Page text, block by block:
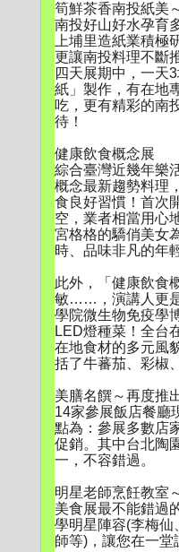
筍鮮茶香南投紙美
南投好山好水孕育
上埔里造紙業積極
更讓南投料理不斷
四天展期中，一天
紙」製作，有在地
吃， 更有精彩的南
待！
健康飲食概念展
綜合臺灣近幾年樂
概念最新趨勢料理
食良好習慣！首次
空， 業者相當用心
宮格格的驕俏美女
時、 品味非凡的年
此外，「健康飲食
敏……，演講人更
學院微生物免疫學
LED燈種菜！ 全台
在地食材的多元風
括了牛蕃茄、彩椒
美膳名饌～再度推
14家參展飯店餐廳
點為：參展多數店
促銷。其中台北陶
一，不容錯過。
明星老師烹飪教室
美食展最不能錯過
學明星陣容(李梅仙
師等)，讓您在一